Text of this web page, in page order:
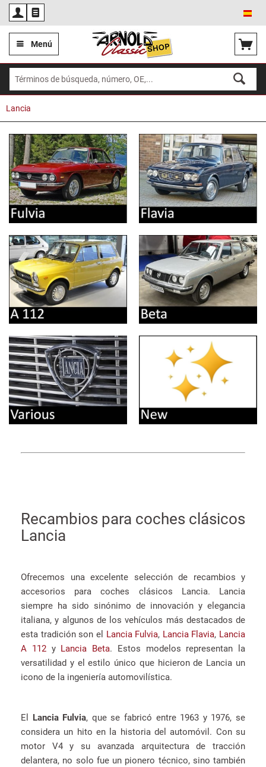
Menú
Lancia
Recambios para coches clásicos
Lancia
Ofrecemos una excelente selección de recambios y
accesorios para coches clásicos Lancia. Lancia
siempre ha sido sinónimo de innovación y elegancia
italiana, y algunos de los vehículos más destacados de
esta tradición son el Lancia Fulvia, Lancia Flavia, Lancia
A 112y Lancia Beta. Estos modelos representan la
versatilidad y el estilo único que hicieron de Lancia un
icono de la ingeniería automovilística.
El Lancia Fulvia, que se fabricó entre 1963 y 1976, se
considera un hito en la historia del automóvil. Con su
motor V4 y su avanzada arquitectura de tracción
delantera, no solo fue un pionero técnico, sino también